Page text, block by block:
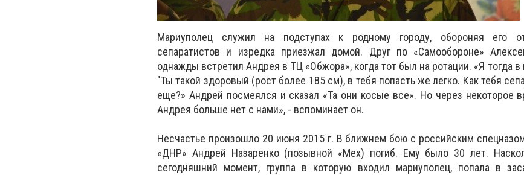
Мариуполец служил на подступах к родному городу, обороняя его
сепаратистов и изредка приезжал домой. Друг по «Самообороне»
однажды встретил Андрея в ТЦ «Обжора», когда тот был на ротации. «Я тогда в
"Ты такой здоровый (рост более 185 см), в тебя попасть же легко. Как тебя
еще?» Андрей посмеялся и сказал «Та они косые все». Но через некоторое
Андрея больше нет с нами», - вспоминает он.
Несчастье произошло 20 июня 2015 г. В ближнем бою с российским
«ДНР» Андрей Назаренко (позывной «Мех) погиб. Ему было 30 лет.
сегодняшний момент, группа в которую входил мариуполец, попала в